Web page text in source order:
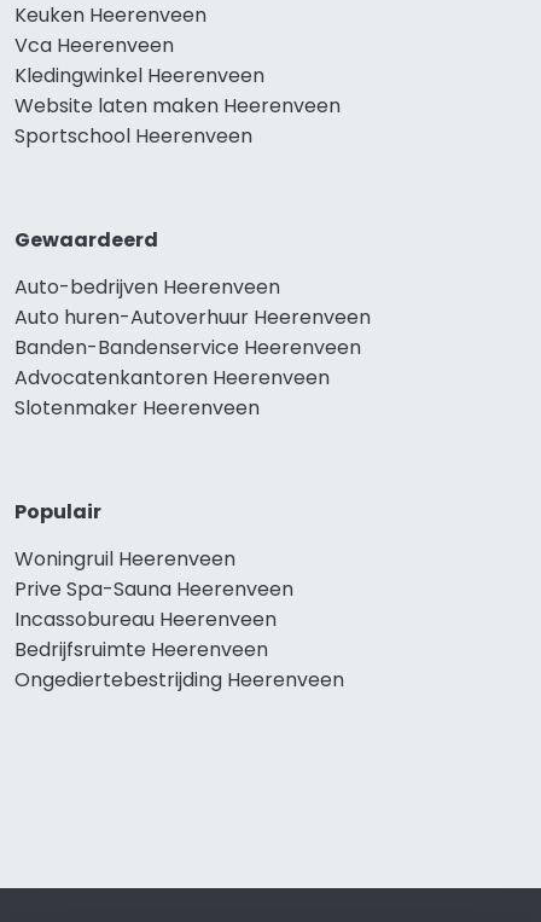
Keuken Heerenveen
Vca Heerenveen
Kledingwinkel Heerenveen
Website laten maken Heerenveen
Sportschool Heerenveen
Gewaardeerd
Auto-bedrijven Heerenveen
Auto huren-Autoverhuur Heerenveen
Banden-Bandenservice Heerenveen
Advocatenkantoren Heerenveen
Slotenmaker Heerenveen
Populair
Woningruil Heerenveen
Prive Spa-Sauna Heerenveen
Incassobureau Heerenveen
Bedrijfsruimte Heerenveen
Ongediertebestrijding Heerenveen